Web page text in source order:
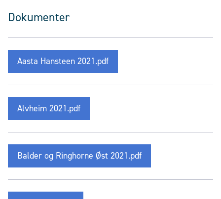
Dokumenter
Aasta Hansteen 2021.pdf
Alvheim 2021.pdf
Balder og Ringhorne Øst 2021.pdf